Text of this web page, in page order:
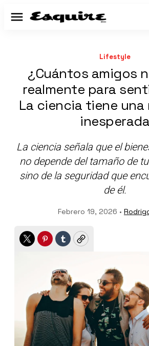
Menú
Lifestyle
¿Cuántos amigos
realmente para
La ciencia tiene
inesperada
La ciencia señala que el
no depende del tamaño de
sino de la seguridad que
de él.
Febrero 19, 2026 •
TwitterPinterest
TumblrCopy